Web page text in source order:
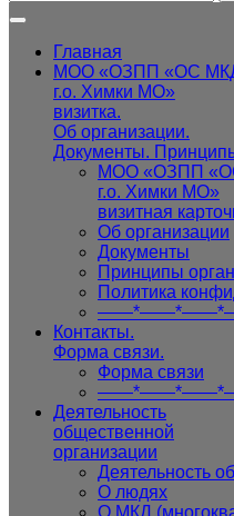
Кнопка
ОткрытьГлавная
МОО «ОЗПП «ОС
г.о. Химки МО»
визитка.
Об организации.
Документы.
МОО «ОЗПП
г.о. Химки МО»
визитная
Об организации
Документы
Принципы
Политика
Контакты.
Форма связи.
Форма связи
Деятельность
общественной
организации
Деятельность
О людях
О МКД